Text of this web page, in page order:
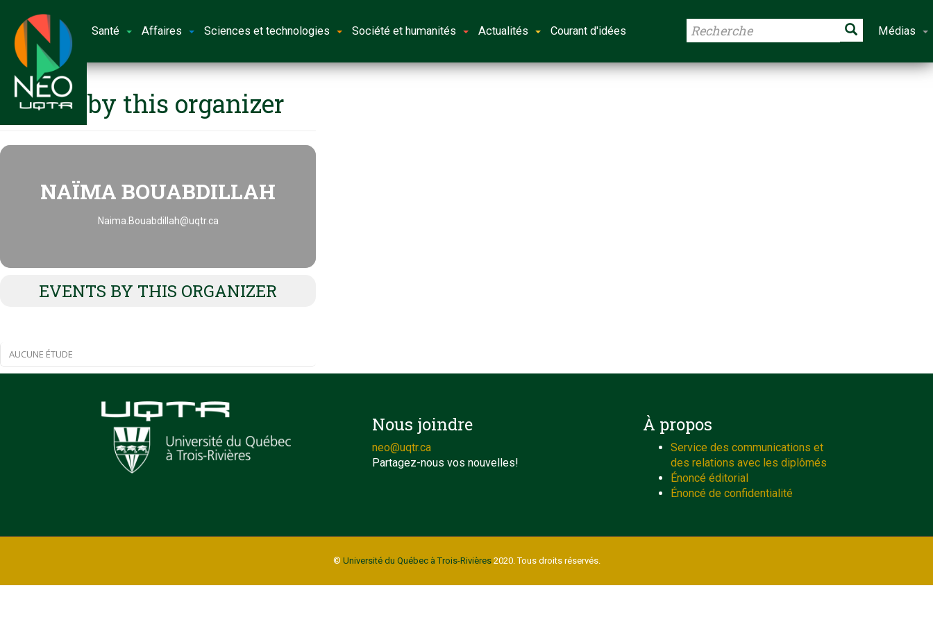
Santé Affaires Sciences et technologies Société et humanités Actualités Courant d'idées Médias
Events by this organizer
NAÏMA BOUABDILLAH
Naima.Bouabdillah@uqtr.ca
EVENTS BY THIS ORGANIZER
AUCUNE ÉTUDE
Nous joindre
neo@uqtr.ca
Partagez-nous vos nouvelles!
À propos
Service des communications et
des relations avec les diplômés
Énoncé éditorial
Énoncé de confidentialité
© Université du Québec à Trois-Rivières2020. Tous droits réservés.